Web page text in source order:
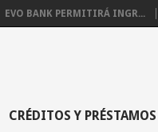
EVO BANK PERMITIRÁ INGR...
CRÉDITOS Y PRÉSTAMOS